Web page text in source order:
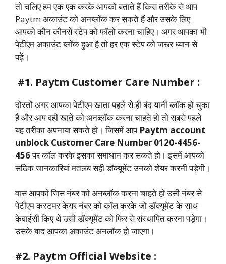
तो चलिए हम एक एक करके आपको बताते हैं किस तरीके से आप
Paytm अकाउंट को अनब्लॉक कर सकते हैं और उसके लिए
आपको कौन कौनसे स्टेप को फॉलो करना चाहिए। अगर आपका भी
पेटीएम अकाउंट ब्लॉक हुआ है तो हर एक स्टेप को जरूर ध्यान से
पढ़ें।
#1. Paytm Customer Care Number :
दोस्तों अगर आपका पेटीएम खाता पहले से ही बंद यानी ब्लॉक हो चुका
है और आप वही खाते को अनब्लॉक करना चाहते हो तो सबसे पहले
यह तरीका अपनाया सकते हो। जिसमें आप Paytm account
unblock Customer Care Number 0120-4456-
456पर कॉल करके इसका समाधान कर सकते हो। इसमें आपको
सठिक जानकारियां मतलब सही डॉक्यूमेंट उनको शेयर करनी पड़ेगी।
वास आपको जिस नंबर को अनब्लॉक करना चाहते हो उसी नंबर से
पेटीएम कस्टमर केयर नंबर को कॉल करके जो डॉक्यूमेंट के साथ
केवाईसी किए थे उसी डॉक्यूमेंट को फिर से संस्थापित करना पड़ेगा।
उसके बाद आपका अकाउंट अनलॉक हो जाएगा।
#2. Paytm Official Website :